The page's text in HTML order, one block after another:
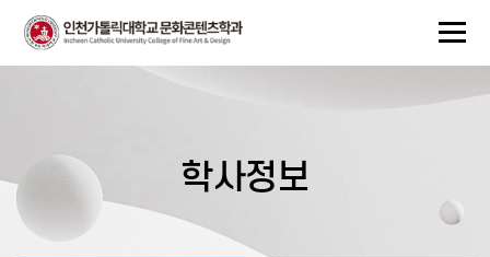
학사정보